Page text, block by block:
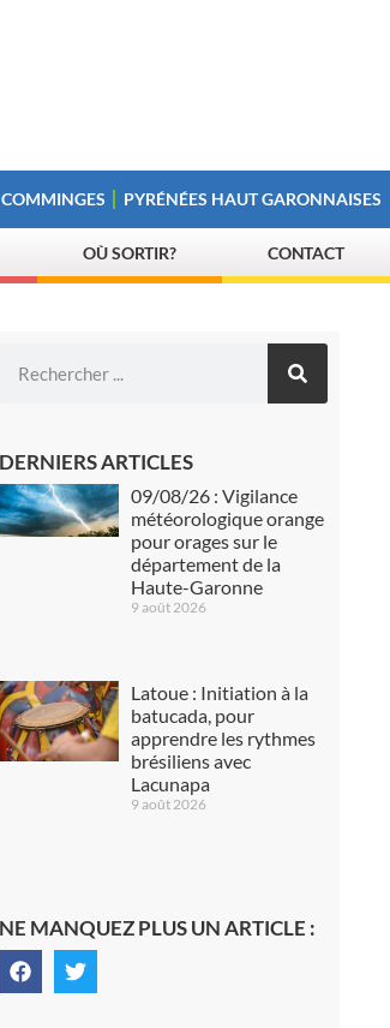
PYRÉNÉES HAUT GARONNAISES
OÙ SORTIR? CONTACT
DERNIERS ARTICLES
09/08/26 : Vigilance
météorologique orange
pour orages sur le
département de la
Haute-Garonne
9 août 2026
Latoue : Initiation à la
batucada, pour
apprendre les rythmes
brésiliens avec
Lacunapa
9 août 2026
NE MANQUEZ PLUS UN ARTICLE :